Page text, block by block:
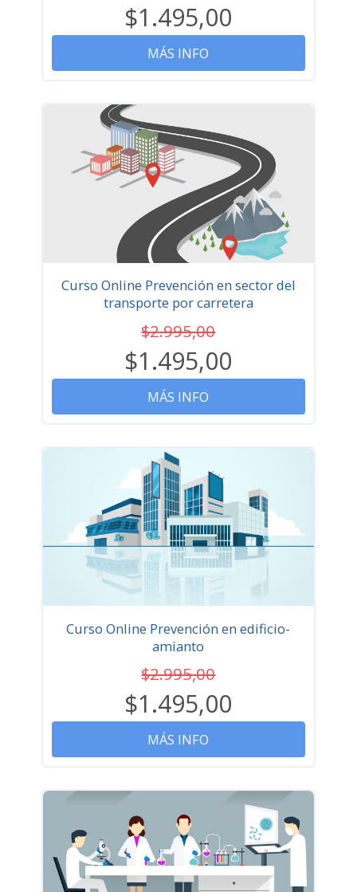
$1.495,00
MÁS INFO
Curso Online Prevención en sector del
transporte por carretera
$2.995,00
$1.495,00
MÁS INFO
Curso Online Prevención en edificio-
amianto
$2.995,00
$1.495,00
MÁS INFO